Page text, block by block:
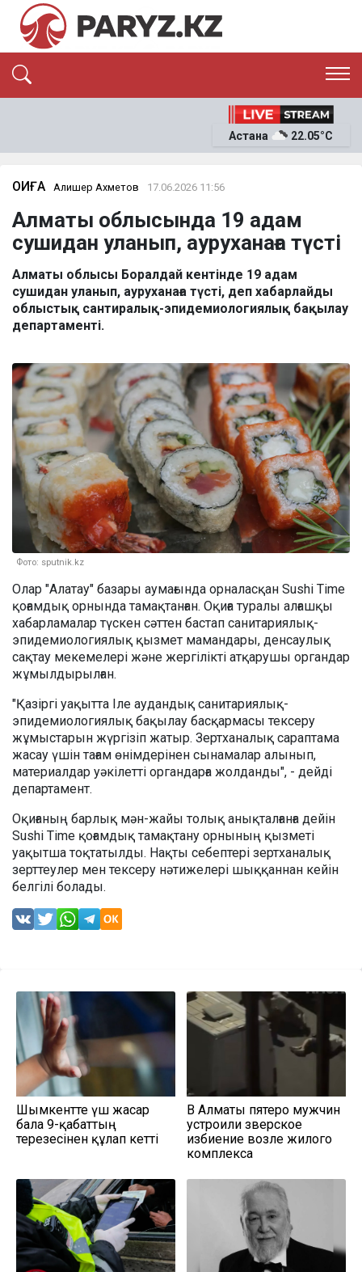
ЭКОНОМИКА
ОҚИҒА
News
Астана 22.05°C
ОҚИҒА Алишер Ахметов 17.06.2026 11:56
Алматы облысында 19 адам
сушидан уланып, ауруханаға түсті
Алматы облысы Боралдай кентінде 19 адам
сушидан уланып, ауруханаға түсті, деп хабарлайды
облыстық сантиралық-эпидемиологиялық бақылау
департаменті.
Фото: sputnik.kz
Олар "Алатау" базары аумағында орналасқан Sushi Time
қоғамдық орнында тамақтанған. Оқиға туралы алғашқы
хабарламалар түскен сәттен бастап санитариялық-
эпидемиологиялық қызмет мамандары, денсаулық
сақтау мекемелері және жергілікті атқарушы органдар
жұмылдырылған.
"Қазіргі уақытта Іле аудандық санитариялық-
эпидемиологиялық бақылау басқармасы тексеру
жұмыстарын жүргізіп жатыр. Зертханалық сараптама
жасау үшін тағам өнімдерінен сынамалар алынып,
материалдар уәкілетті органдарға жолданды", - дейді
департамент.
Оқиғаның барлық мән-жайы толық анықталғанға дейін
Sushi Time қоғамдық тамақтану орнының қызметі
уақытша тоқтатылды. Нақты себептері зертханалық
зерттеулер мен тексеру нәтижелері шыққаннан кейін
белгілі болады.
Шымкентте үш жасар
бала 9-қабаттың
терезесінен құлап кетті
В Алматы пятеро мужчин
устроили зверское
избиение возле жилого
комплекса